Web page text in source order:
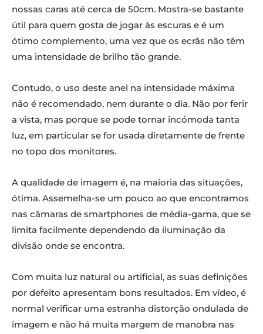
nossas caras até cerca de 50cm. Mostra-se bastante
útil para quem gosta de jogar às escuras e é um
ótimo complemento, uma vez que os ecrãs não têm
uma intensidade de brilho tão grande.
Contudo, o uso deste anel na intensidade máxima
não é recomendado, nem durante o dia. Não por ferir
a vista, mas porque se pode tornar incómoda tanta
luz, em particular se for usada diretamente de frente
no topo dos monitores.
A qualidade de imagem é, na maioria das situações,
ótima. Assemelha-se um pouco ao que encontramos
nas câmaras de smartphones de média-gama, que se
limita facilmente dependendo da iluminação da
divisão onde se encontra.
Com muita luz natural ou artificial, as suas definições
por defeito apresentam bons resultados. Em vídeo, é
normal verificar uma estranha distorção ondulada de
imagem e não há muita margem de manobra nas